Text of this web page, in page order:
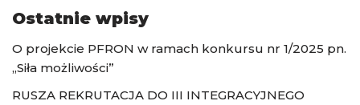
Ostatnie wpisy
O projekcie PFRON w ramach konkursu nr 1/2025 pn.
„Siła możliwości”
RUSZA REKRUTACJA DO III INTEGRACYJNEGO